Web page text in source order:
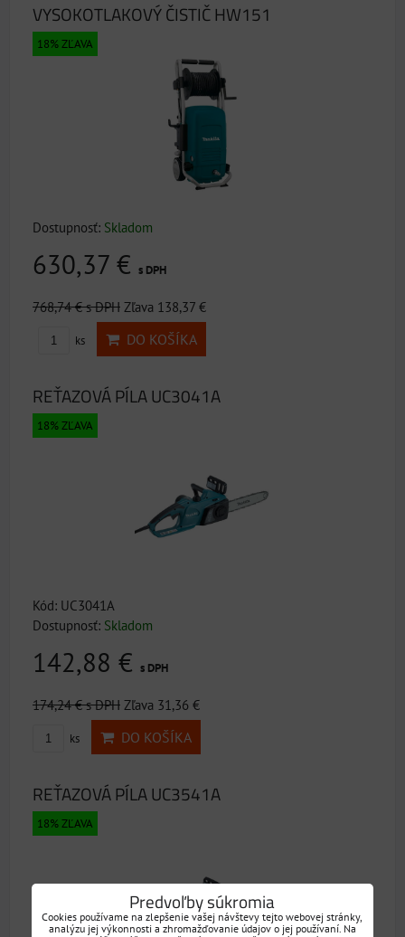
VYSOKOTLAKOVÝ ČISTIČ HW151
18% ZĽAVA
Dostupnosť: Skladom
630,37 € s DPH
768,74 €s DPH Zľava 138,37 €
ks DO KOŠÍKA
REŤAZOVÁ PÍLA UC3041A
18% ZĽAVA
Kód: UC3041A
Dostupnosť: Skladom
142,88 € s DPH
174,24 €s DPH Zľava 31,36 €
ks DO KOŠÍKA
REŤAZOVÁ PÍLA UC3541A
18% ZĽAVA
Predvoľby súkromia
Cookies používame na zlepšenie vašej návštevy tejto webovej stránky,
analýzu jej výkonnosti a zhromažďovanie údajov o jej používaní. Na